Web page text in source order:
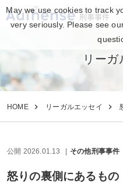
刑事事件
リーガ
HOME リーガルエッセイ
公開 2026.01.13 その他刑事事件
怒りの裏側にあるもの
May we use cookies to track
very seriously. Please see